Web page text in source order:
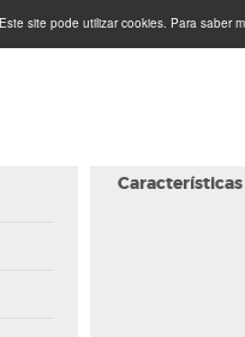
site pode utilizar cookies. Para saber
Características